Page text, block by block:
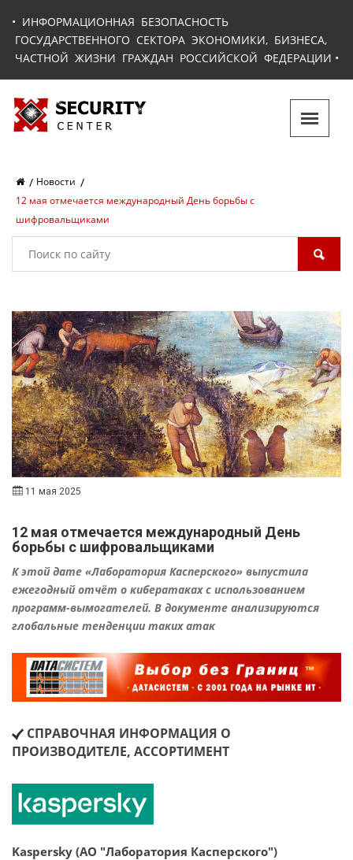
• ИНФОРМАЦИОННАЯ БЕЗОПАСНОСТЬ
ГОСУДАРСТВЕННОГО СЕКТОРА ЭКОНОМИКИ, БИЗНЕСА,
ЧАСТНОЙ ЖИЗНИ ГРАЖДАН РОССИЙСКОЙ ФЕДЕРАЦИИ •
Новости
12 мая отмечается международный День борьбы с
шифровальщиками
11 мая 2025
12 мая отмечается международный День
борьбы с шифровальщиками
К этой дате «Лаборатория Касперского» выпустила
ежегодный отчёт о кибератаках с использованием
программ-вымогателей. В документе анализируются
глобальные тенденции таких атак
СПРАВОЧНАЯ ИНФОРМАЦИЯ О
ПРОИЗВОДИТЕЛЕ, АССОРТИМЕНТ
Kaspersky (АО "Лаборатория Касперского")